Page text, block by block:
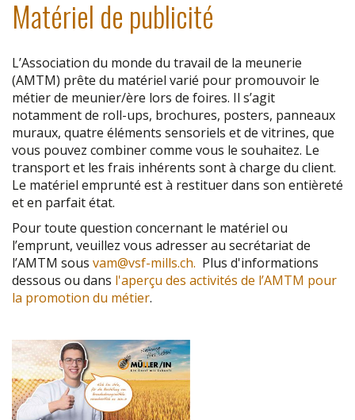
Matériel de publicité
L’Association du monde du travail de la meunerie
(AMTM) prête du matériel varié pour promouvoir le
métier de meunier/ère lors de foires. Il s’agit
notamment de roll-ups, brochures, posters, panneaux
muraux, quatre éléments sensoriels et de vitrines, que
vous pouvez combiner comme vous le souhaitez. Le
transport et les frais inhérents sont à charge du client.
Le matériel emprunté est à restituer dans son entièreté
et en parfait état.
Pour toute question concernant le matériel ou
l’emprunt, veuillez vous adresser au secrétariat de
l’AMTM sous vam@vsf-mills.ch. Plus d'informations
dessous ou dans l'aperçu des activités de l’AMTM pour
la promotion du métier.